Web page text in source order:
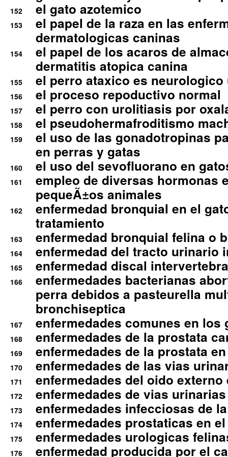
152 el gato azotemico
153
el papel de la raza en las
dermatologicas caninas
154
el papel de los acaros de
dermatitis atopica canina
155 el perro ataxico es
156 el proceso repoductivo normal
157 el perro con urolitiasis por
158 el pseudohermafroditismo
159
el uso de las gonadotropinas
en perras y gatas
160 el uso del sevofluorano en
161
empleo de diversas hormonas
pequeÃ±os animales
162
enfermedad bronquial en el
tratamiento
163 enfermedad bronquial felina o
164 enfermedad del tracto urinario
165 enfermedad discal
166
enfermedades bacterianas
perra debidos a pasteurella
bronchiseptica
167 enfermedades comunes en los
168 enfermedades de la prostata
169 enfermedades de la prostata
170 enfermedades de las vias
171 enfermedades del oido
172 enfermedades de vias
173 enfermedades infecciosas de
174 enfermedades prostaticas en
175 enfermedades urologicas
176
enfermedad producida por el